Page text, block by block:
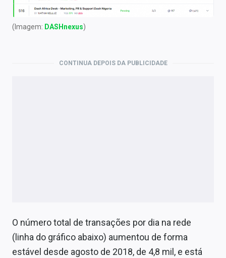
(Imagem: DASHnexus)
CONTINUA DEPOIS DA PUBLICIDADE
O número total de transações por dia na rede
(linha do gráfico abaixo) aumentou de forma
estável desde agosto de 2018, de 4,8 mil, e está